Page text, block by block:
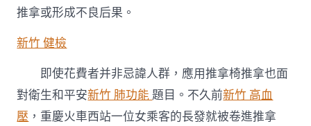
推拿或形成不良后果。
新竹 健檢
即使花費者并非忌諱人群，應用推拿椅推拿也面
對衛生和平安新竹 肺功能題目。不久前新竹 高血
壓 ，重慶火車西站一位女乘客的長發就被卷進推拿